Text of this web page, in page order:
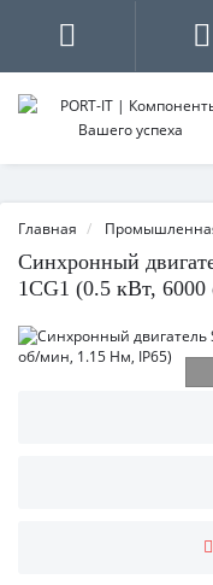
Главная
Синхронный
1CG1 (0.5 кВт,